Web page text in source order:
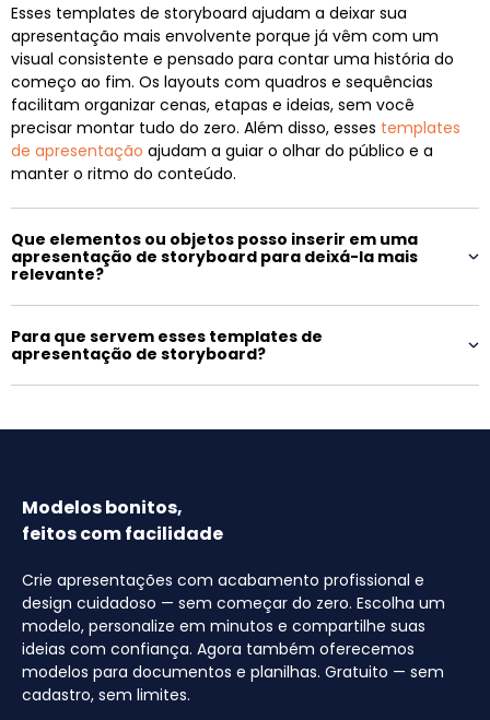
Esses templates de storyboard ajudam a deixar sua
apresentação mais envolvente porque já vêm com um
visual consistente e pensado para contar uma história do
começo ao fim. Os layouts com quadros e sequências
facilitam organizar cenas, etapas e ideias, sem você
precisar montar tudo do zero. Além disso, esses templates
de apresentação ajudam a guiar o olhar do público e a
manter o ritmo do conteúdo.
Que elementos ou objetos posso inserir em uma
apresentação de storyboard para deixá-la mais
relevante?
Para que servem esses templates de
apresentação de storyboard?
Modelos bonitos,
feitos com facilidade
Crie apresentações com acabamento profissional e
design cuidadoso — sem começar do zero. Escolha um
modelo, personalize em minutos e compartilhe suas
ideias com confiança. Agora também oferecemos
modelos para documentos e planilhas. Gratuito — sem
cadastro, sem limites.